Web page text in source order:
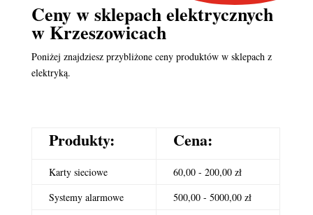
Ceny wsklepach elektrycznych
w Krzeszowicach
Poniżej znajdziesz przybliżone ceny produktów w sklepach z
elektryką.
Produkty: Cena:
Karty sieciowe
60,00 - 200,00 zł
Systemy alarmowe
500,00 - 5000,00 zł